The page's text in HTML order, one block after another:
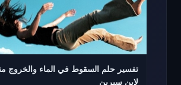
تفسير حلم السقوط في الماء والخروج
لابن سيرين